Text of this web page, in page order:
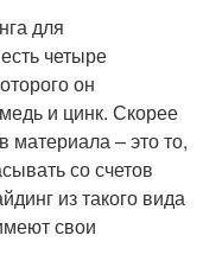
для
четыре
он
и цинк. Скорее
материала – это то,
со счетов
из такого вида
свои